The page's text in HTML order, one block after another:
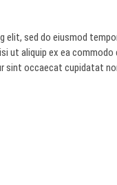
sed do eiusmod
ut aliquip ex ea
sint occaecat cupidatat